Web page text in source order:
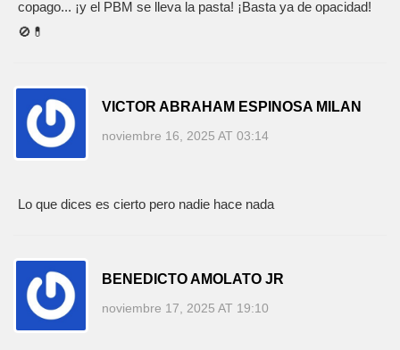
copago... ¡y el PBM se lleva la pasta! ¡Basta ya de opacidad!
🚫💊
VICTOR ABRAHAM ESPINOSA MILAN
noviembre 16, 2025 AT 03:14
Lo que dices es cierto pero nadie hace nada
BENEDICTO AMOLATO JR
noviembre 17, 2025 AT 19:10